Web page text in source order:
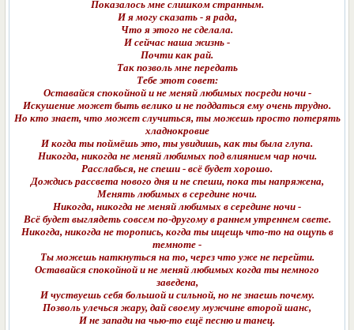
Показалось мне слишком странным.
И я могу сказать - я рада,
Что я этого не сделала.
И сейчас наша жизнь -
Почти как рай.
Так позволь мне передать
Тебе этот совет:
Оставайся спокойной и не меняй любимых посреди ночи -
Искушение может быть велико и не поддаться ему очень трудно.
Но кто знает, что может случиться, ты можешь просто потерять
хладнокровие
И когда ты поймёшь это, ты увидишь, как ты была глупа.
Никогда, никогда не меняй любимых под влиянием чар ночи.
Расслабься, не спеши - всё будет хорошо.
Дождись рассвета нового дня и не спеши, пока ты напряжена,
Менять любимых в середине ночи.
Никогда, никогда не меняй любимых в середине ночи -
Всё будет выглядеть совсем по-другому в раннем утреннем свете.
Никогда, никогда не торопись, когда ты ищещь что-то на ощупь в
темноте -
Ты можешь наткнуться на то, через что уже не перейти.
Оставайся спокойной и не меняй любимых когда ты немного
заведена,
И чуствуешь себя большой и сильной, но не знаешь почему.
Позволь улечься жару, дай своему мужчине второй шанс,
И не запади на чью-то ещё песню и танец.